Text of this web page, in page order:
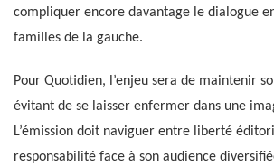
compliquer encore davantage le dialogue
familles de la gauche.
Pour Quotidien, l’enjeu sera de maintenir
évitant de se laisser enfermer dans une
L’émission doit naviguer entre liberté
responsabilité face à son audience